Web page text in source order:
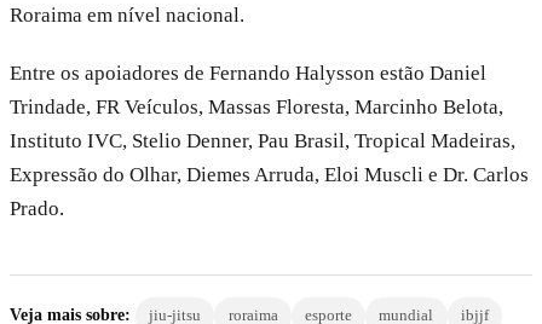
Roraima em nível nacional.
Entre os apoiadores de Fernando Halysson estão Daniel
Trindade, FR Veículos, Massas Floresta, Marcinho Belota,
Instituto IVC, Stelio Denner, Pau Brasil, Tropical Madeiras,
Expressão do Olhar, Diemes Arruda, Eloi Muscli e Dr. Carlos
Prado.
Veja mais sobre: jiu-jitsu roraima esporte mundial ibjjf